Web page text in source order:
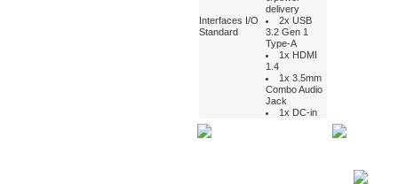
Interfaces I/O
Standard
delivery
2x USB
3.2 Gen 1
Type-A
1x HDMI
1.4
1x 3.5mm
Combo Audio
Jack
1x DC-in